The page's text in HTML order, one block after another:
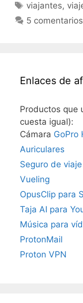
Etiquetas
viajantes,
5 comentarios
Enlaces de
Productos que
cuesta igual):
Cámara GoPro
Auriculares
Seguro de viaje
Vueling
OpusClip para
Taja AI para
Música para
ProtonMail
Proton VPN